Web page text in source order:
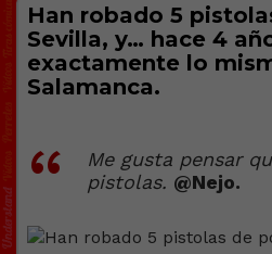
Han robado 5
Sevilla, y… hace 4
exactamente lo
Salamanca.
Me gusta pensar
pistolas. @Nejo.